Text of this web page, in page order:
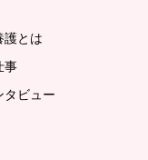
護とは
事
タビュー